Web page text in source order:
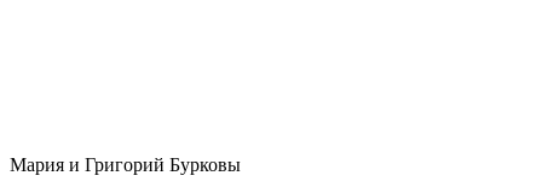
Мария и Григорий Бурковы